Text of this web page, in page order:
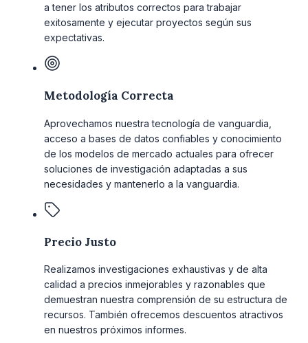
a tener los atributos correctos para trabajar
exitosamente y ejecutar proyectos según sus
expectativas.
Metodología Correcta
Aprovechamos nuestra tecnología de vanguardia,
acceso a bases de datos confiables y conocimiento
de los modelos de mercado actuales para ofrecer
soluciones de investigación adaptadas a sus
necesidades y mantenerlo a la vanguardia.
Precio Justo
Realizamos investigaciones exhaustivas y de alta
calidad a precios inmejorables y razonables que
demuestran nuestra comprensión de su estructura de
recursos. También ofrecemos descuentos atractivos
en nuestros próximos informes.